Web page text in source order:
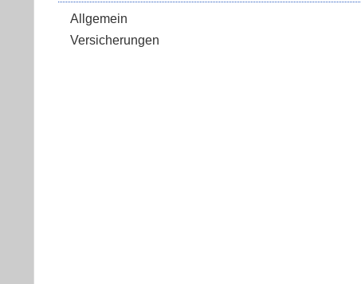
Allgemein
Versicherungen